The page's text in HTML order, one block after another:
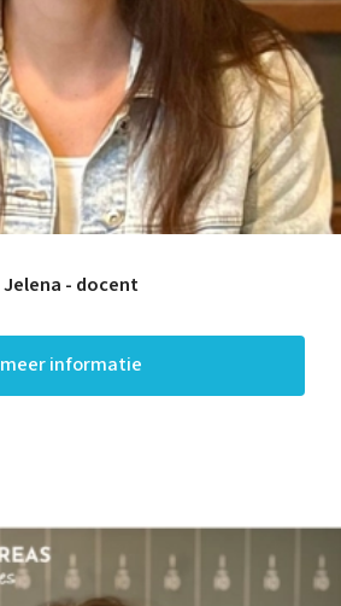
Jelena - docent
meer informatie